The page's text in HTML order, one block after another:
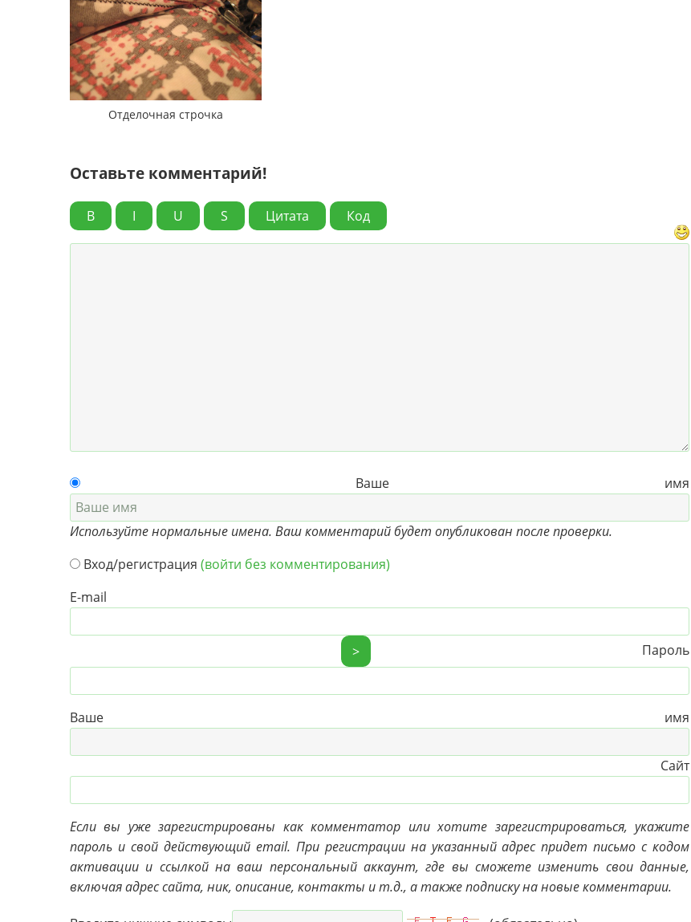
Отделочная строчка
Оставьте комментарий!
B I U S Цитата Код
Ваше имя
Используйте нормальные имена. Ваш комментарий будет опубликован после проверки.
Вход/регистрация (войти без комментирования)
E-mail
> Пароль
Ваше имя
Сайт
Если вы уже зарегистрированы как комментатор или хотите зарегистрироваться, укажите
пароль и свой действующий email. При регистрации на указанный адрес придет письмо с кодом
активации и ссылкой на ваш персональный аккаунт, где вы сможете изменить свои данные,
включая адрес сайта, ник, описание, контакты и т.д., а также подписку на новые комментарии.